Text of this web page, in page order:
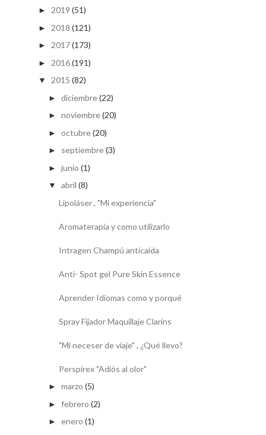
► 2019 (51)
► 2018 (121)
► 2017(173)
► 2016(191)
▼ 2015 (82)
► diciembre(22)
► noviembre(20)
► octubre(20)
► septiembre(3)
► junio (1)
▼ abril (8)
Lipoláser , "Mi experiencia"
Aromaterapia y como utilizarlo
Intragen Champú anticaída
Anti- Spot gel Pure Skin Essence
Aprender Idiomas como y porqué
Spray Fijador Maquillaje Clarins
"Mi neceser de viaje" , ¿Qué llevo?
Perspirex "Adiós al olor"
► marzo (5)
► febrero (2)
► enero (1)